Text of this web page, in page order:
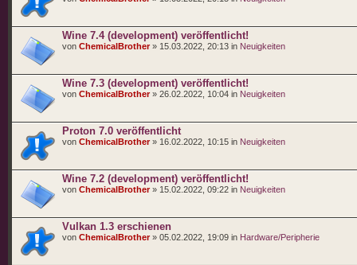
Wine 7.4 (development) veröffentlicht!
von ChemicalBrother» 15.03.2022, 20:13 in Neuigkeiten
Wine 7.3 (development) veröffentlicht!
von ChemicalBrother» 26.02.2022, 10:04 in Neuigkeiten
Proton 7.0 veröffentlicht
von ChemicalBrother» 16.02.2022, 10:15 in Neuigkeiten
Wine 7.2 (development) veröffentlicht!
von ChemicalBrother» 15.02.2022, 09:22 in Neuigkeiten
Vulkan 1.3 erschienen
von ChemicalBrother» 05.02.2022, 19:09 in Hardware/Peripherie